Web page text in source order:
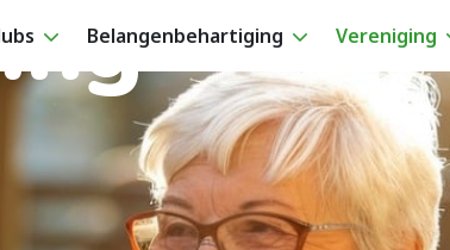
Belangenbehartiging Vereniging